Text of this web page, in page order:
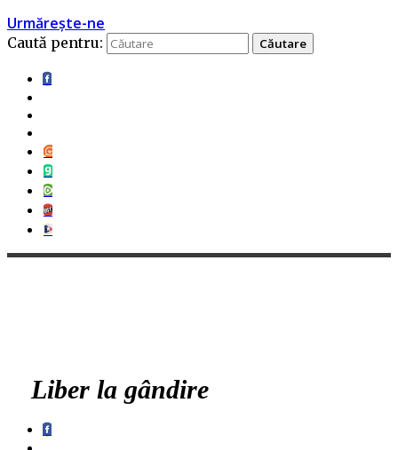
Urmărește-ne
Caută pentru:
Liber la gândire